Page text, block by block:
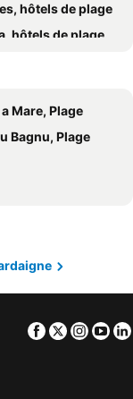
dei Venti
hôtels de plage
hôtels de plage
Mare, Plage
Bagnu, Plage
Facebook
Twitter